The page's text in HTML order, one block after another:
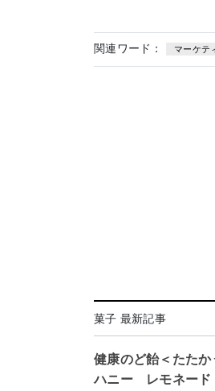
関連ワード： マーケテ
菓子 最新記事
健康のど飴＜たたか
ハニー レモネード